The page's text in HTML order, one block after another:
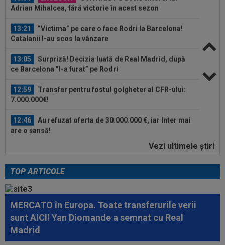
Adrian Mihalcea, fără victorie în acest sezon
13:21
”Victima” pe care o face Rodri la Barcelona!
Catalanii l-au scos la vânzare
13:05
Surpriză! Decizia luată de Real Madrid, după
ce Barcelona ”l-a furat” pe Rodri
12:59
Transfer pentru fostul golgheter al CFR-ului:
7.000.000€!
12:46
Au refuzat oferta de 30.000.000 €, iar Inter mai
are o șansă!
Cosmin Matei a fost suspendat pentru dopaj!
13:36 EXCLUSIV
Ilie Dumitrescu a văzut ce face
Ioan Varga la CFR Cluj și n-a mai rezistat
13:34
Lovitură de teatru, cu o zi înainte de nuntă:
Cristiano Ronaldo și Georgina...
13:31 EXCLUSIV
UTA Arad i-a decis viitorul lui
Vezi ultimele ştiri
TOP ARTICOLE
MERCATO în Europa. Toate transferurile verii
sunt AICI! Yan Diomande a semnat cu Real
Madrid